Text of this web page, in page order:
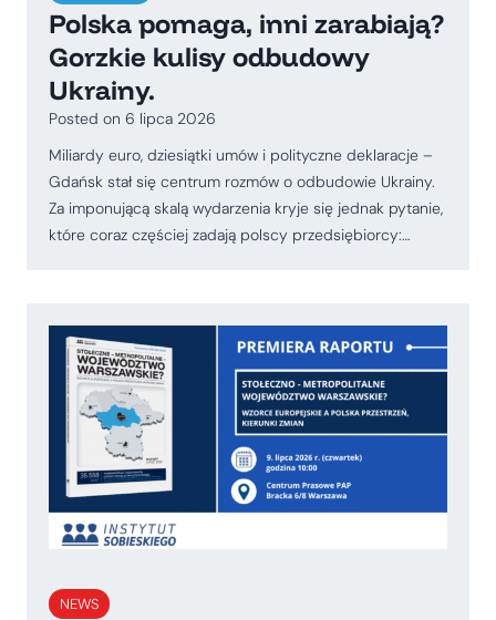
Polska pomaga, inni zarabiają?
Gorzkie kulisy odbudowy
Ukrainy.
Posted on 6 lipca 2026
Miliardy euro, dziesiątki umów i polityczne deklaracje –
Gdańsk stał się centrum rozmów o odbudowie Ukrainy.
Za imponującą skalą wydarzenia kryje się jednak pytanie,
które coraz częściej zadają polscy przedsiębiorcy:…
NEWS